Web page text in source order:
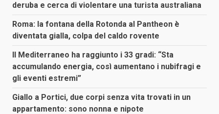
deruba e cerca di violentare una turista australiana
Roma: la fontana della Rotonda al Pantheon è
diventata gialla, colpa del caldo rovente
Il Mediterraneo ha raggiunto i 33 gradi: “Sta
accumulando energia, così aumentano i nubifragi e
gli eventi estremi”
Giallo a Portici, due corpi senza vita trovati in un
appartamento: sono nonna e nipote